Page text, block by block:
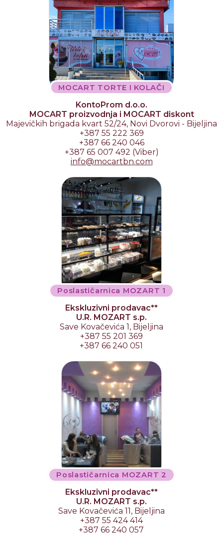
MOCART TORTE I KOLAČI
KontoProm d.o.o.
MOCART proizvodnja i MOCART diskont
Majevičkih brigada kvart 52/24, Novi Dvorovi - Bijeljina
+387 55 222 369
+387 66 240 046
+387 65 007 492 (Viber)
info@mocartbn.com
Poslastičarnica MOZART 1
Ekskluzivni prodavac**
U.R. MOZART s.p.
Save Kovačevića 1, Bijeljina
+387 55 201 369
+387 66 240 051
Poslastičarnica MOZART 2
Ekskluzivni prodavac**
U.R. MOZART s.p.
Save Kovačevića 11, Bijeljina
+387 55 424 414
+387 66 240 057